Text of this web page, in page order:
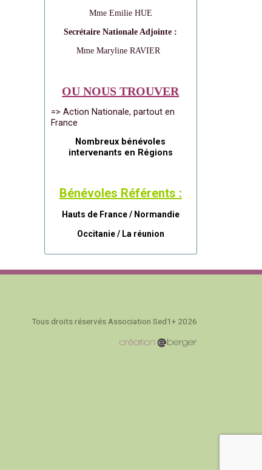
Mme Emilie HUE
Secrétaire Nationale Adjointe :
Mme Maryline RAVIER
OU NOUS TROUVER
=> Action Nationale, partout en
France
Nombreux bénévoles
intervenants en Régions
Bénévoles Référents :
Hauts de France / Normandie
Occitanie / La réunion
Tous droits réservés Association Sed1+ 2026